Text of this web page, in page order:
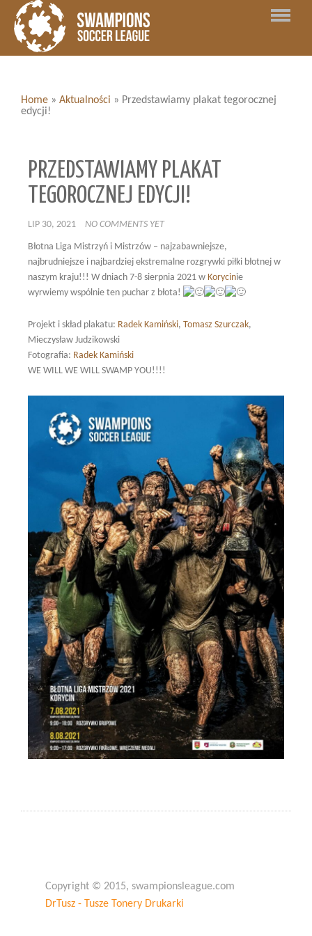
Home » Aktualności » Przedstawiamy plakat tegorocznej
edycji!
PRZEDSTAWIAMY PLAKAT
TEGOROCZNEJ EDYCJI!
LIP 30, 2021 NO COMMENTS YET
Błotna Liga Mistrzyń i Mistrzów – najzabawniejsze,
najbrudniejsze i najbardziej ekstremalne rozgrywki piłki błotnej w
naszym kraju!!! W dniach 7-8 sierpnia 2021 w Korycinie
wyrwiemy wspólnie ten puchar z błota!
Projekt i skład plakatu: Radek Kamiński, Tomasz Szurczak,
Mieczysław Judzikowski
Fotografia: Radek Kamiński
WE WILL WE WILL SWAMP YOU!!!!
Copyright © 2015, swampionsleague.com
DrTusz - Tusze Tonery Drukarki